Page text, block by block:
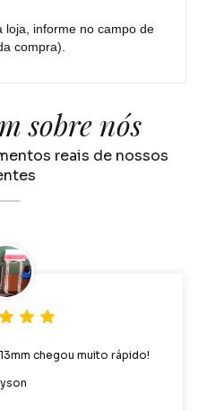
loja, informe no campo de
compra).
sobre nós
reais de nossos
chegou muito rápido!